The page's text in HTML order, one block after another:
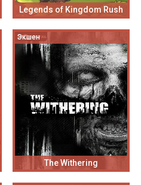
Legends of Kingdom Rush
Экшен
The Withering